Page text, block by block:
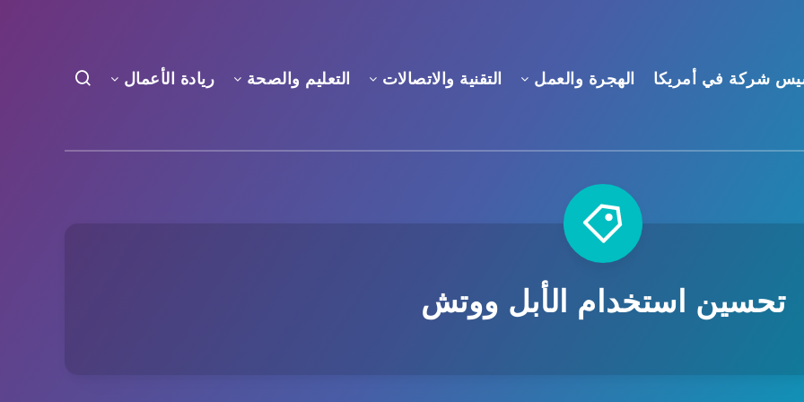
شركة في أمريكا الهجرة والعمل التقنية والاتصالات التعليم والصحة ريادة الأعمال
تحسين استخدام الأبل ووتش